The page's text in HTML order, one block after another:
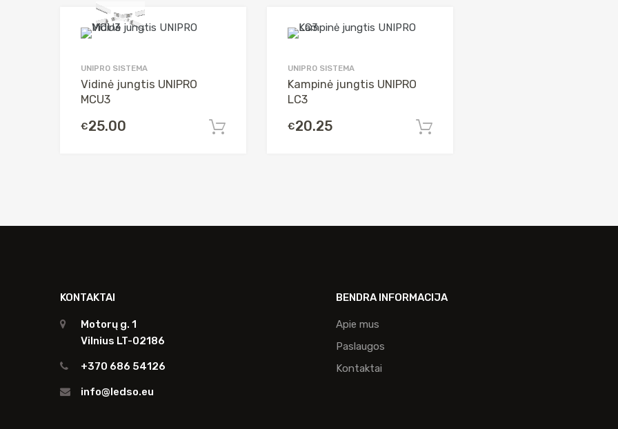
UNIPRO SISTEMA
Vidinė jungtis UNIPRO
MCU3
€25.00 Į krepšelį
UNIPRO SISTEMA
Kampinė jungtis UNIPRO
LC3
€20.25
KONTAKTAI
Motorų g. 1
Vilnius LT-02186
+370 686 54126
info@ledso.eu
BENDRA INFORMACIJA
Apie mus
Paslaugos
Kontaktai